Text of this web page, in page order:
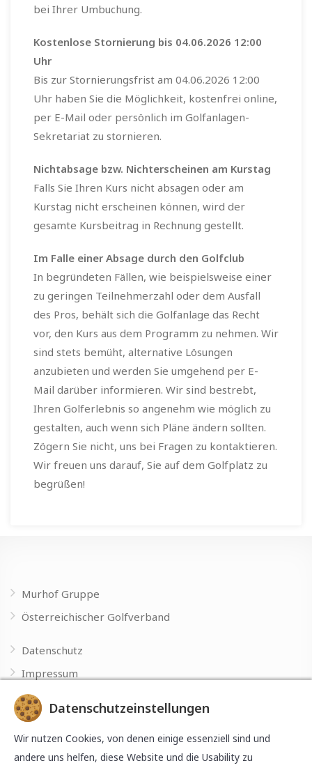
bei Ihrer Umbuchung.
Kostenlose Stornierung bis 04.06.2026 12:00
Uhr
Bis zur Stornierungsfrist am 04.06.2026 12:00
Uhr haben Sie die Möglichkeit, kostenfrei online,
per E-Mail oder persönlich im Golfanlagen-
Sekretariat zu stornieren.
Nichtabsage bzw. Nichterscheinen am Kurstag
Falls Sie Ihren Kurs nicht absagen oder am
Kurstag nicht erscheinen können, wird der
gesamte Kursbeitrag in Rechnung gestellt.
Im Falle einer Absage durch den Golfclub
In begründeten Fällen, wie beispielsweise einer
zu geringen Teilnehmerzahl oder dem Ausfall
des Pros, behält sich die Golfanlage das Recht
vor, den Kurs aus dem Programm zu nehmen. Wir
sind stets bemüht, alternative Lösungen
anzubieten und werden Sie umgehend per E-
Mail darüber informieren. Wir sind bestrebt,
Ihren Golferlebnis so angenehm wie möglich zu
gestalten, auch wenn sich Pläne ändern sollten.
Zögern Sie nicht, uns bei Fragen zu kontaktieren.
Wir freuen uns darauf, Sie auf dem Golfplatz zu
begrüßen!
Murhof Gruppe
Österreichischer Golfverband
Datenschutz
Impressum
Made with by
Datenschutzeinstellungen
Wir nutzen Cookies, von denen einige essenziell sind und
andere uns helfen, diese Website und die Usability zu